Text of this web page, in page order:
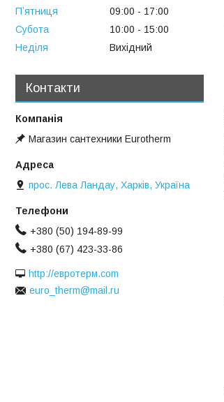
Пʼятниця
09:00
17:00
Субота
10:00
15:00
Неділя
Вихідний
Контакти
Магазин сантехники Eurotherm
прос. Лева Ландау, Харків, Україна
+380 (50) 194-89-99
+380 (67) 423-33-86
http://евротерм.com
euro_therm@mail.ru